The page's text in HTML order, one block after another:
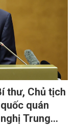
thư, Chủ tịch
quán
Trung